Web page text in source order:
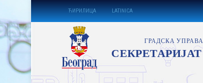
ЋИРИЛИЦА LATINICA